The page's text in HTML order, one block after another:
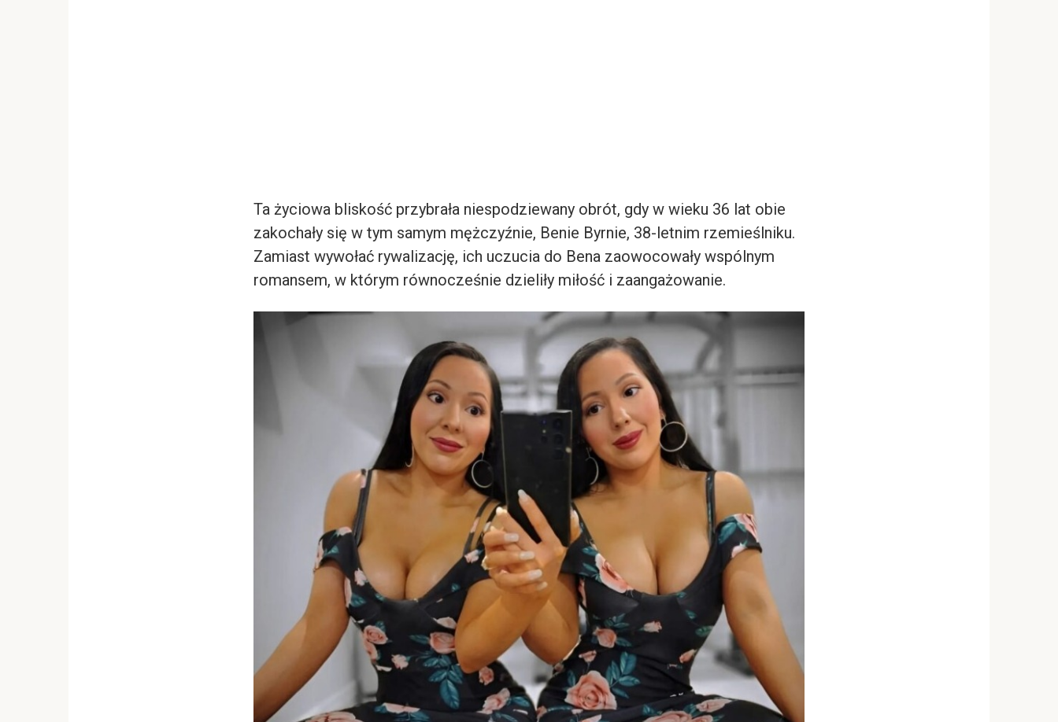
Ta życiowa bliskość przybrała niespodziewany obrót, gdy w wieku 36 lat obie
zakochały się w tym samym mężczyźnie, Benie Byrnie, 38-letnim rzemieślniku.
Zamiast wywołać rywalizację, ich uczucia do Bena zaowocowały wspólnym
romansem, w którym równocześnie dzieliły miłość i zaangażowanie.